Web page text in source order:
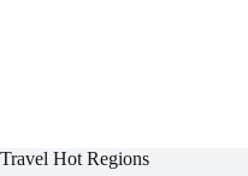
Travel Hot Regions